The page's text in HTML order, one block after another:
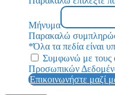
Μήνυμα
Παρακαλώ
*Όλα τα πεδία είναι
Συμφωνώ με τους
Προσωπικών
Επικοινωνήστε μαζί